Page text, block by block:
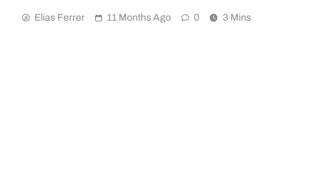
Elias Ferrer 11 Months Ago 0 3 Mins